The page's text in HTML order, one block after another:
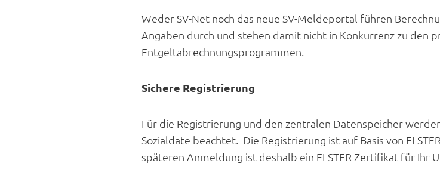
Weder SV-Net noch das neue SV-Meldeportal führen
Angaben durch und stehen damit nicht in Konkurrenz zu den
Entgeltabrechnungsprogrammen.
Sichere Registrierung
Für die Registrierung und den zentralen Datenspeicher
Sozialdate beachtet. Die Registrierung ist auf Basis von
späteren Anmeldung ist deshalb ein ELSTER Zertifikat für Ihr